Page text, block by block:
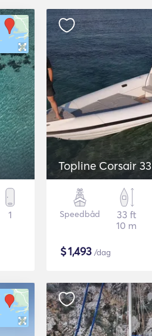
1
Topline Corsair 33
Speedbåd
33 ft
10 m
$1,493 /dag